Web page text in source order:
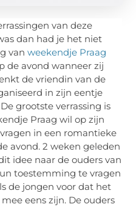
van deze
dan had je het niet
vanweekendje Praag
de avond wanneer zij
de vriendin van de
in zijn eentje
grootste verrassing is
Praag wil op zijn
in een romantieke
avond. 2 weken geleden
idee naar de ouders van
toestemming te vragen
de jongen voor dat het
eens zijn. De ouders